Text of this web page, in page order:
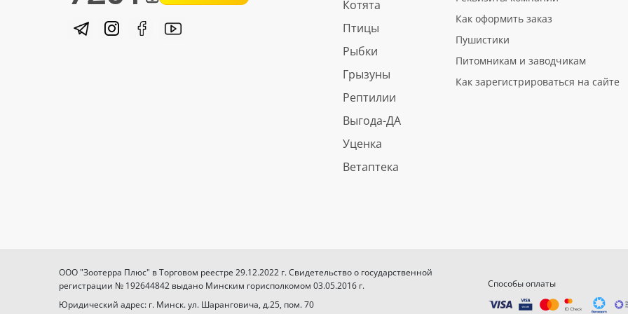
Котята
Птицы
Рыбки
Грызуны
Рептилии
Выгода-ДА
Уценка
Ветаптека
Как оформить заказ
Пушистики
Питомникам и заводчикам
Как зарегистрироваться на сайте
ООО "Зоотерра Плюс" в Торговом реестре 29.12.2022 г. Свидетельство о государственной
регистрации № 192644842 выдано Минским горисполкомом 03.05.2016 г.
Юридический адрес: г. Минск. ул. Шаранговича, д.25, пом. 70
Способы оплаты